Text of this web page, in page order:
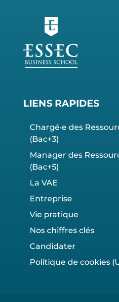
LIENS RAPIDES
Chargé·e des
(Bac+3)
Manager des
(Bac+5)
La VAE
Entreprise
Vie pratique
Nos chiffres clés
Candidater
Politique de cookies